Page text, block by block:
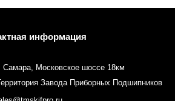
информация
Самара, Московское шоссе 18км
Территория Завода Приборных Подшипников